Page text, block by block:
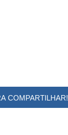
COMPARTILHAR!